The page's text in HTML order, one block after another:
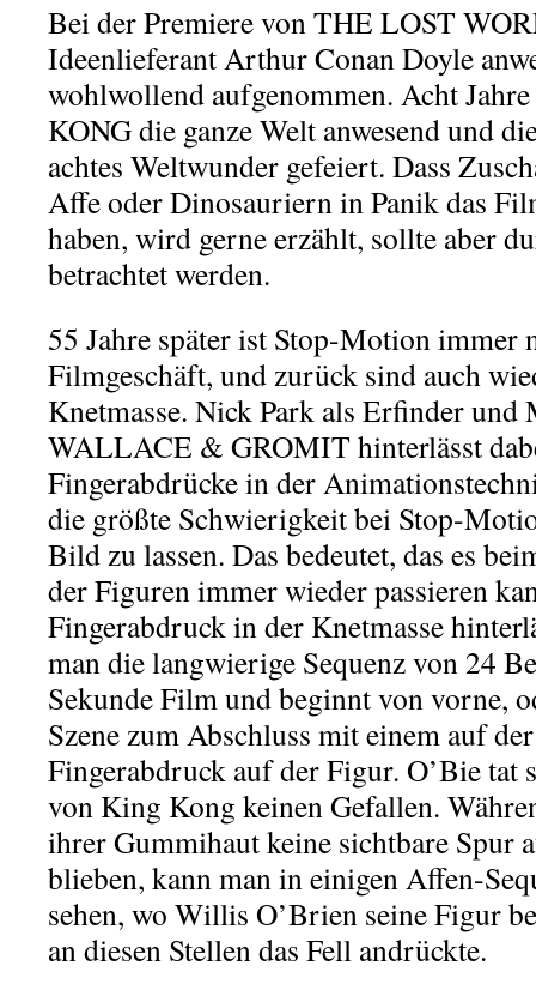
Bei der Premiere von THE LOST
Ideenlieferant Arthur Conan Doyle
wohlwollend aufgenommen. Acht
KONG die ganze Welt anwesend und
achtes Weltwunder gefeiert. Dass
Affe oder Dinosauriern in Panik das
haben, wird gerne erzählt, sollte aber
betrachtet werden.
55 Jahre später ist Stop-Motion immer
Filmgeschäft, und zurück sind auch
Knetmasse. Nick Park als Erfinder und
WALLACE & GROMIT hinterlässt
Fingerabdrücke in der
die größte Schwierigkeit bei Stop-
Bild zu lassen. Das bedeutet, das es
der Figuren immer wieder passieren
Fingerabdruck in der Knetmasse
man die langwierige Sequenz von 24
Sekunde Film und beginnt von vorne,
Szene zum Abschluss mit einem auf
Fingerabdruck auf der Figur. O’Bie tat
von King Kong keinen Gefallen.
ihrer Gummihaut keine sichtbare Spur
blieben, kann man in einigen Affen-
sehen, wo Willis O’Brien seine Figur
an diesen Stellen das Fell andrückte.